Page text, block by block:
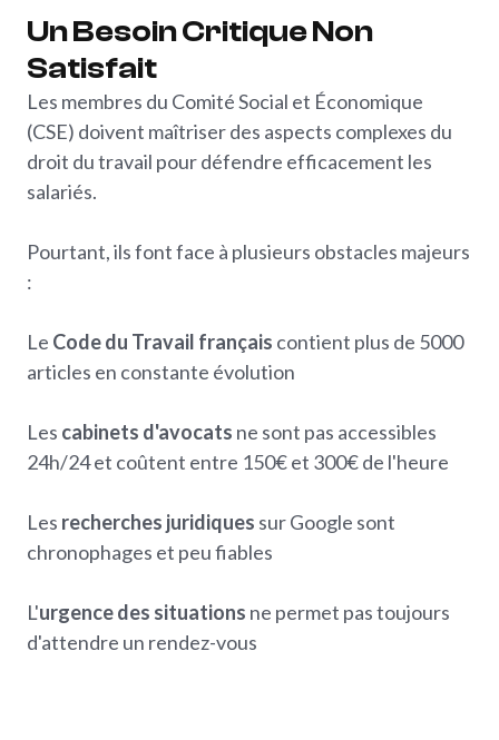
UnBesoinCritiqueNon
Satisfait
Les membres du Comité Social et Économique
(CSE) doivent maîtriser des aspects complexes du
droit du travail pour défendre efficacement les
salariés.
Pourtant, ils font face à plusieurs obstacles majeurs
:
Le Code du Travail français contient plus de 5000
articles en constante évolution
Les cabinets d'avocats ne sont pas accessibles
24h/24 et coûtent entre 150€ et 300€ de l'heure
Les recherches juridiques sur Google sont
chronophages et peu fiables
L'urgence des situations ne permet pas toujours
d'attendre un rendez-vous